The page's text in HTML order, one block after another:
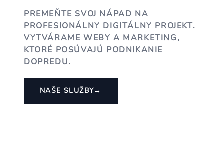
PREMEŇTE SVOJ NÁPAD NA
PROFESIONÁLNY DIGITÁLNY PROJEKT.
VYTVÁRAME WEBY A MARKETING,
KTORÉ POSÚVAJÚ PODNIKANIE
DOPREDU.
NAŠE SLUŽBY→